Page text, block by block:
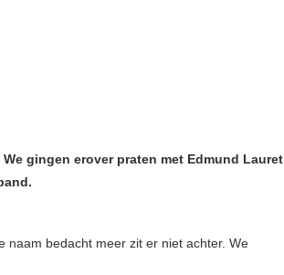
gingen erover praten met Edmund Lauret
naam bedacht meer zit er niet achter. We